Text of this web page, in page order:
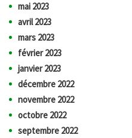
mai 2023
avril 2023
mars 2023
février 2023
janvier 2023
décembre 2022
novembre 2022
octobre 2022
septembre 2022